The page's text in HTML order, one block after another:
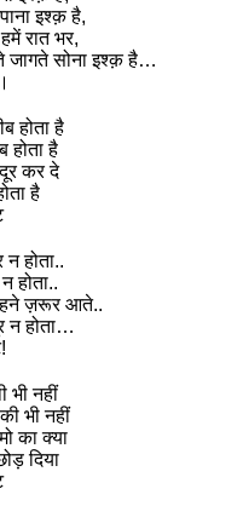
इश्क़ है,
रात भर,
जागते सोना इश्क़ है…
होता है
होता है
कर दे
है
न होता..
होता..
ज़रूर आते..
न होता…
भी नहीं
भी नहीं
का क्या
दिया